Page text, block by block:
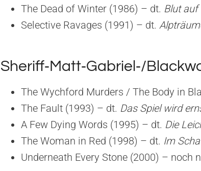
The Dead of Winter (1986) – dt. Blut auf
Selective Ravages (1991) – dt.
Sheriff‑Matt‑Gabriel‑/
The Wychford Murders / The Body in
The Fault (1993) – dt. Das Spiel wird
A Few Dying Words (1995) – dt. Die
The Woman in Red (1998) – dt. Im
Underneath Every Stone (2000) – noch